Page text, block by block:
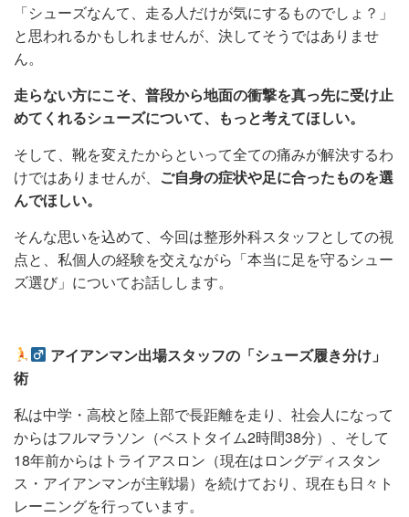
「シューズなんて、走る人だけが気にするものでしょ？」
と思われるかもしれませんが、決してそうではありませ
ん。
走らない方にこそ、普段から地面の衝撃を真っ先に受け止
めてくれるシューズについて、もっと考えてほしい。
そして、靴を変えたからといって全ての痛みが解決するわ
けではありませんが、 ご自身の症状や足に合ったものを選
んでほしい。
そんな思いを込めて、今回は整形外科スタッフとしての視
点と、私個人の経験を交えながら「本当に足を守るシュー
ズ選び」についてお話しします。
アイアンマン出場スタッフの「シューズ履き分け」
術
私は中学・高校と陸上部で長距離を走り、社会人になって
からはフルマラソン（ベストタイム2時間38分）、そして
18年前からはトライアスロン（現在はロングディスタン
ス・アイアンマンが主戦場）を続けており、現在も日々ト
レーニングを行っています。